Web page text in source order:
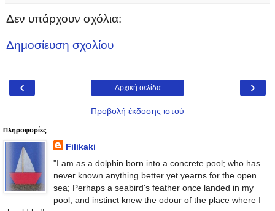
Δεν υπάρχουν σχόλια:
Δημοσίευση σχολίου
‹ ›
Αρχική σελίδα
Προβολή έκδοσης ιστού
Πληροφορίες
Filikaki
"I am as a dolphin born into a concrete pool; who has
never known anything better yet yearns for the open
sea; Perhaps a seabird's feather once landed in my
pool; and instinct knew the odour of the place where I